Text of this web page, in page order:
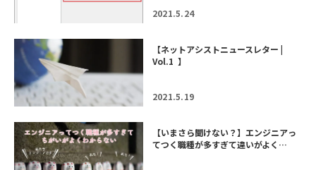
2021.5.24
【ネットアシストニュースレター |
Vol.1 】
2021.5.19
【いまさら聞けない？】エンジニアっ
てつく職種が多すぎて違いがよく…